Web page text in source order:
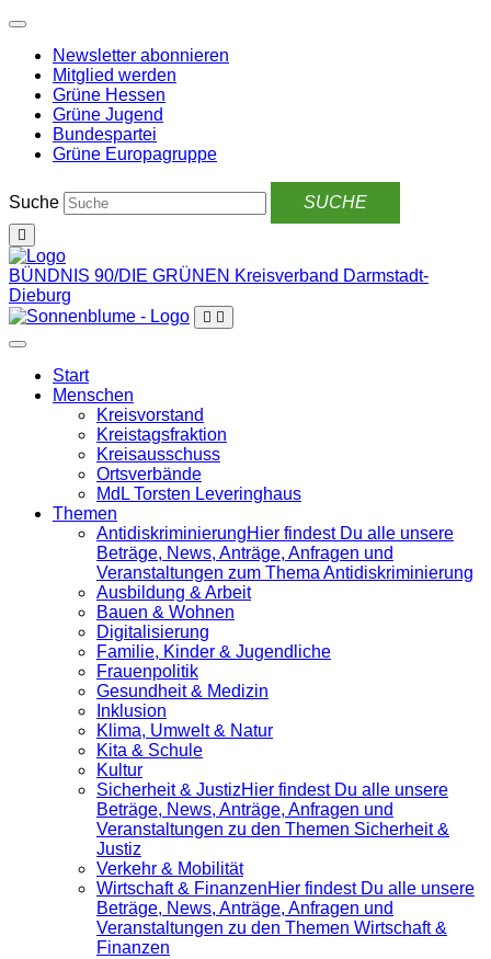
Weiter
Inhalt
Newsletter abonnieren
Mitglied werden
Grüne Hessen
Grüne Jugend
Bundespartei
Grüne Europagruppe
Suche
BÜNDNIS 90/DIE GRÜNEN Kreisverband Darmstadt-
Dieburg
Start
Menschen
Kreisvorstand
Kreistagsfraktion
Kreisausschuss
Ortsverbände
MdL Torsten Leveringhaus
Themen
Antidiskrimi­nierungHier findest Du alle unsere
Beträge, News, Anträge, Anfragen und
Veranstaltungen zum Thema Antidiskriminierung
Ausbildung & Arbeit
Bauen & Wohnen
Digitalisierung
Familie, Kinder & Jugendliche
Frauenpolitik
Gesundheit & Medizin
Inklusion
Klima, Umwelt & Natur
Kita & Schule
Kultur
Sicherheit & JustizHier findest Du alle unsere
Beträge, News, Anträge, Anfragen und
Veranstaltungen zu den Themen Sicherheit &
Justiz
Verkehr & Mobilität
Wirtschaft & FinanzenHier findest Du alle unsere
Beträge, News, Anträge, Anfragen und
Veranstaltungen zu den Themen Wirtschaft &
Finanzen